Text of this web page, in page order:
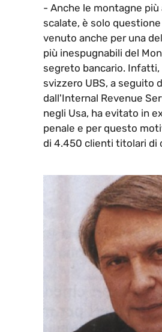
- Anche le montagne
scalate, è solo
venuto anche per una
più inespugnabili del
segreto bancario. Infatti,
svizzero UBS, a seguito
dall'Internal Revenue
negli Usa, ha evitato in
penale e per questo
di 4.450 clienti titolari di